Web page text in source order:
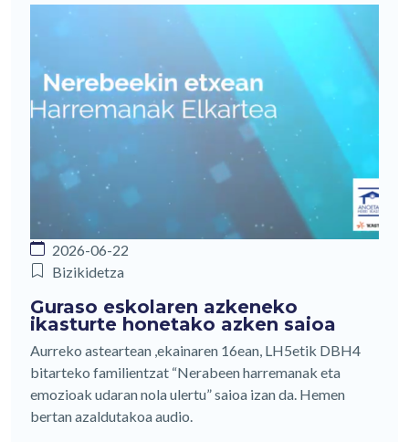
2026-06-22
Bizikidetza
Guraso eskolaren azkeneko
ikasturte honetako azken saioa
Aurreko asteartean ,ekainaren 16ean, LH5etik DBH4
bitarteko familientzat “Nerabeen harremanak eta
emozioak udaran nola ulertu” saioa izan da. Hemen
bertan azaldutakoa audio.